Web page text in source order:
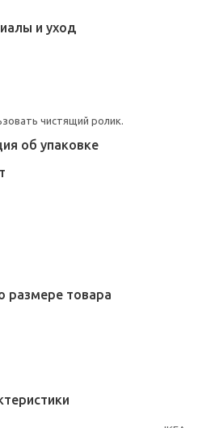
и уход
чистящий ролик.
об упаковке
размере товара